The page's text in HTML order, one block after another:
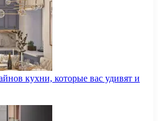
кухни, которые вас удивят и